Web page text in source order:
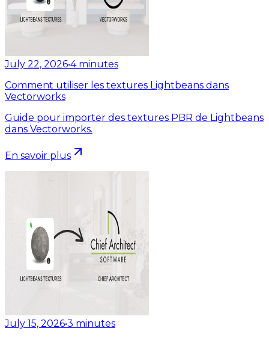
July 22, 2026•4 minutes
Comment utiliser les textures Lightbeans dans
Vectorworks
Guide pour importer des textures PBR de Lightbeans
dans Vectorworks.
En savoir plus
July 15, 2026•3 minutes